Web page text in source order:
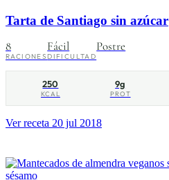
Tarta de Santiago sin azúcar
8
RACIONES
Fácil
DIFICULTAD
Postre
250
KCAL
9g
PROT
Ver receta 20 jul 2018